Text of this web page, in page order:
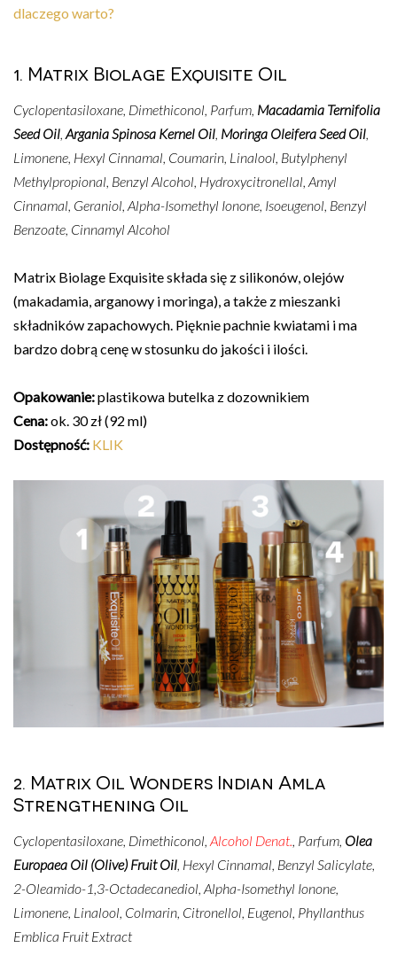
dlaczego warto?
1. Matrix Biolage Exquisite Oil
Cyclopentasiloxane, Dimethiconol, Parfum, Macadamia Ternifolia
Seed Oil, Argania Spinosa Kernel Oil, Moringa Oleifera Seed Oil,
Limonene, Hexyl Cinnamal, Coumarin, Linalool, Butylphenyl
Methylpropional, Benzyl Alcohol, Hydroxycitronellal, Amyl
Cinnamal, Geraniol, Alpha-Isomethyl Ionone, Isoeugenol, Benzyl
Benzoate, Cinnamyl Alcohol
Matrix Biolage Exquisite składa się z silikonów, olejów
(makadamia, arganowy i moringa), a także z mieszanki
składników zapachowych. Pięknie pachnie kwiatami i ma
bardzo dobrą cenę w stosunku do jakości i ilości.
Opakowanie:plastikowa butelka z dozownikiem
Cena:ok. 30 zł (92 ml)
Dostępność: KLIK
2. Matrix Oil Wonders Indian Amla
Strengthening Oil
Cyclopentasiloxane, Dimethiconol, Alcohol Denat. , Parfum, Olea
Europaea Oil (Olive) Fruit Oil , Hexyl Cinnamal, Benzyl Salicylate,
2-Oleamido-1,3-Octadecanediol, Alpha-Isomethyl Ionone,
Limonene, Linalool, Colmarin, Citronellol, Eugenol, Phyllanthus
Emblica Fruit Extract